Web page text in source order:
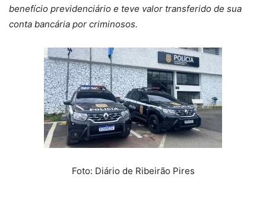
benefício previdenciário e teve valor transferido de sua
conta bancária por criminosos.
Foto: Diário de Ribeirão Pires